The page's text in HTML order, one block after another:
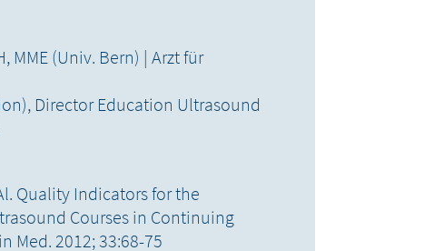
MME (Univ. Bern) | Arzt für
Director Education Ultrasound
Quality Indicators for the
Courses in Continuing
Med. 2012; 33:68-75